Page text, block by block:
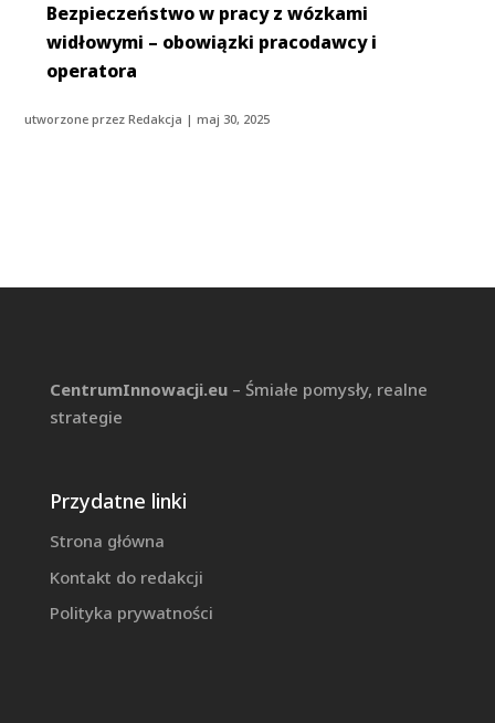
Bezpieczeństwo w pracy z wózkami
widłowymi – obowiązki pracodawcy i
operatora
utworzone przezRedakcja |maj 30, 2025
CentrumInnowacji.eu– Śmiałe pomysły, realne
strategie
Przydatne linki
Strona główna
Kontakt do redakcji
Polityka prywatności